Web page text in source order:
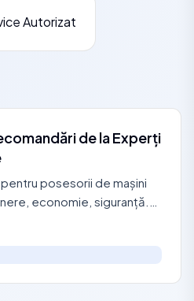
Autorizat
de la Experți
posesorii de mașini
economie, siguranță.